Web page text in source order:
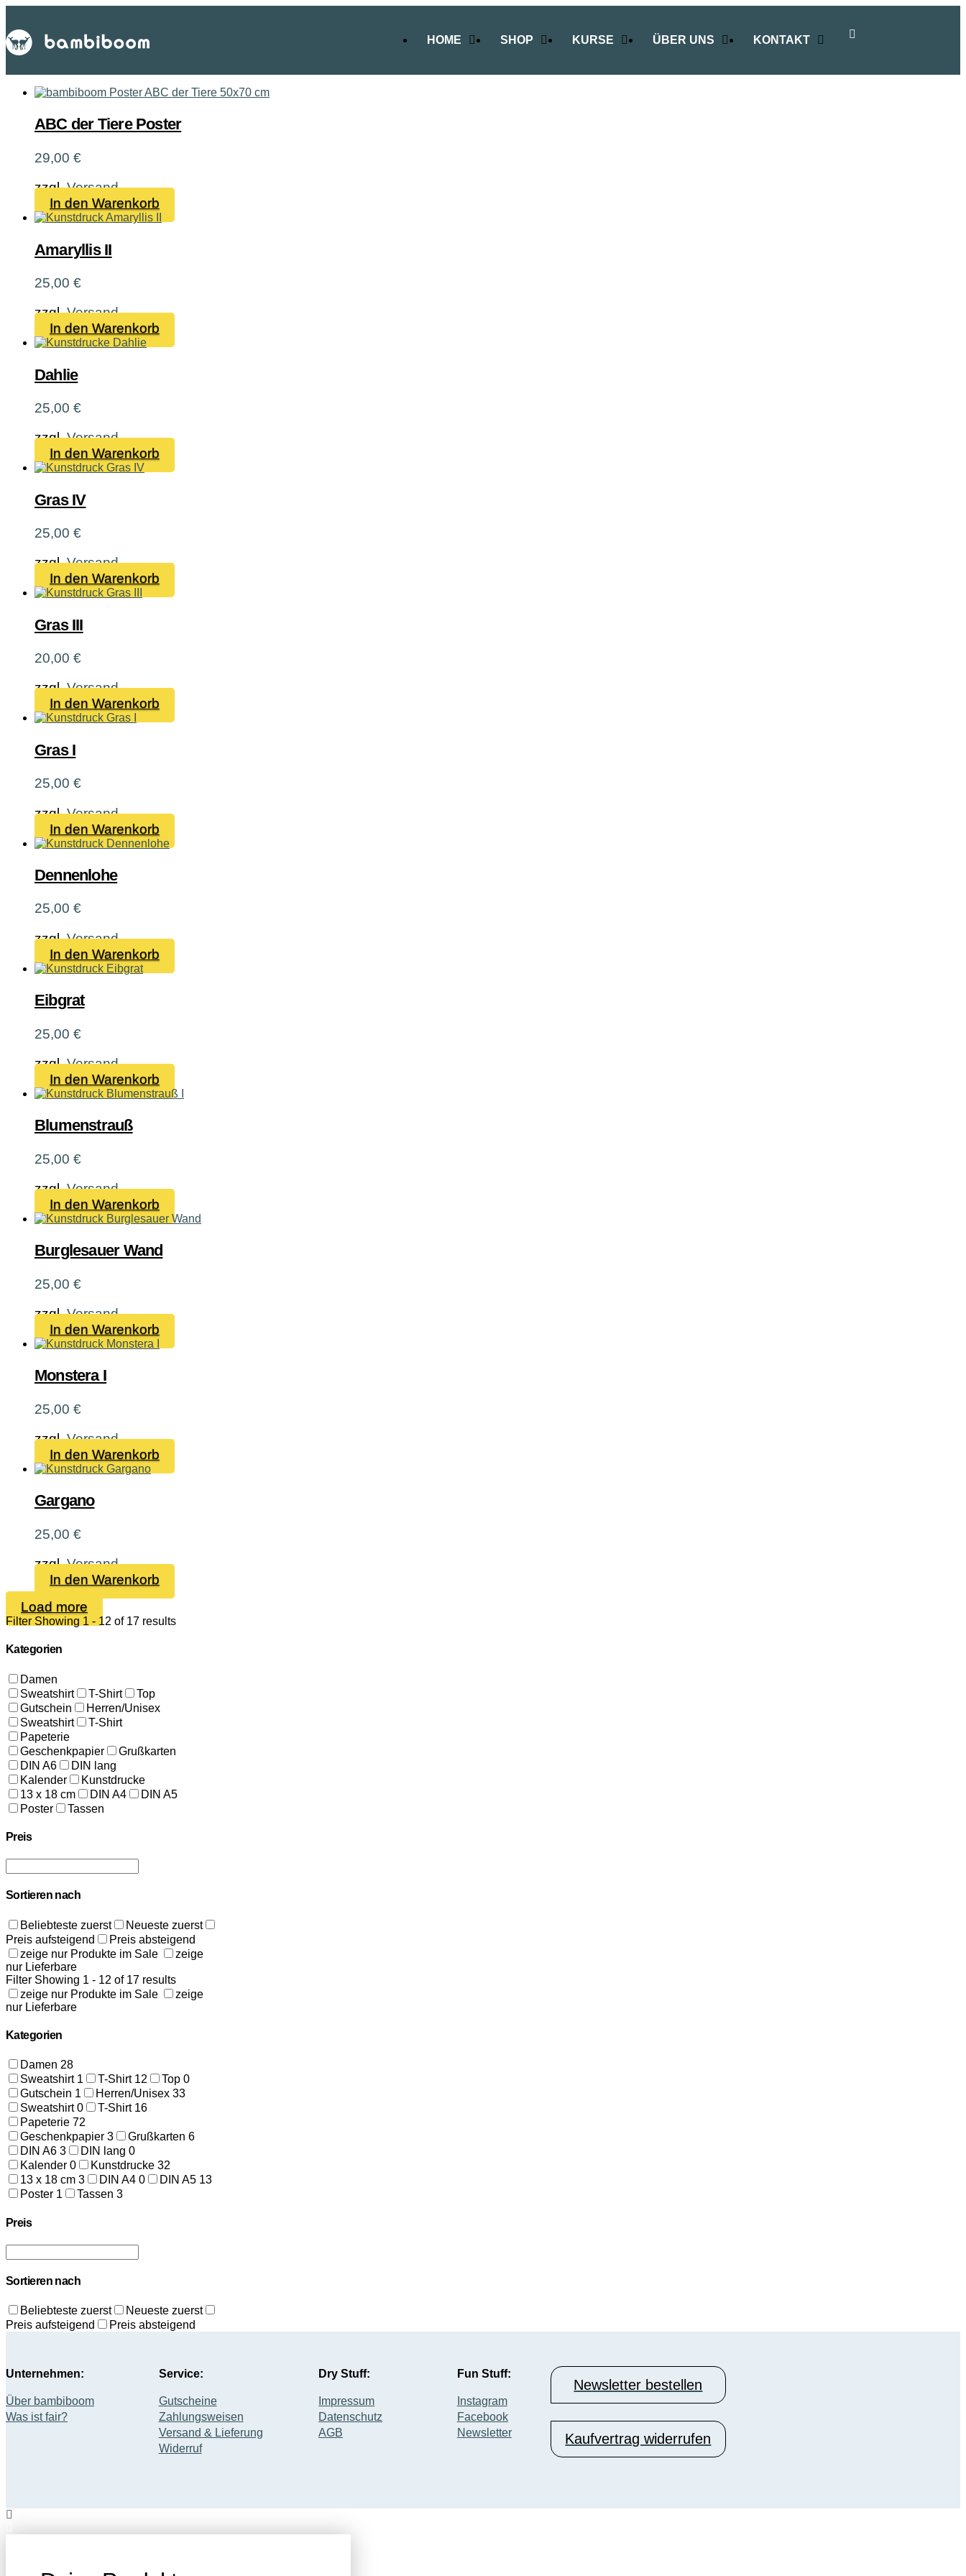
HOME SHOP KURSE ÜBER UNS KONTAKT
ABC der Tiere Poster
29,00 €
zzgl.Versand
In den Warenkorb
Amaryllis II
25,00 €
zzgl.Versand
In den Warenkorb
Dahlie
25,00 €
zzgl.Versand
In den Warenkorb
Gras IV
25,00 €
zzgl.Versand
In den Warenkorb
Gras III
20,00 €
zzgl.Versand
In den Warenkorb
Gras I
25,00 €
zzgl.Versand
In den Warenkorb
Dennenlohe
25,00 €
zzgl.Versand
In den Warenkorb
Eibgrat
25,00 €
zzgl.Versand
In den Warenkorb
Blumenstrauß
25,00 €
zzgl.Versand
In den Warenkorb
Burglesauer Wand
25,00 €
zzgl.Versand
In den Warenkorb
Monstera I
25,00 €
zzgl.Versand
In den Warenkorb
Gargano
25,00 €
zzgl.Versand
In den Warenkorb
Load more
Filter Showing 1 - 12 of 17 results
Kategorien
Damen
Sweatshirt
T-Shirt
Top
Gutschein
Herren/Unisex
Sweatshirt
T-Shirt
Papeterie
Geschenkpapier
Grußkarten
DIN A6
DIN lang
Kalender
Kunstdrucke
13 x 18 cm
DIN A4
DIN A5
Poster
Tassen
Preis
Sortieren nach
Beliebteste zuerst
Neueste zuerst
Preis aufsteigend
Preis absteigend
zeige nur Produkte im Sale
zeige
nur Lieferbare
Filter Showing 1 - 12 of 17 results
zeige nur Produkte im Sale
zeige
nur Lieferbare
Kategorien
Damen 28
Sweatshirt 1 T-Shirt 12 Top 0
Gutschein 1 Herren/Unisex 33
Sweatshirt0 T-Shirt 16
Papeterie 72
Geschenkpapier 3 Grußkarten 6
DIN A6 3 DIN lang 0
Kalender 0 Kunstdrucke 32
13 x 18 cm 3 DIN A4 0 DIN A5 13
Poster 1 Tassen 3
Preis
Sortieren nach
Beliebteste zuerst
Neueste zuerst
Preis aufsteigend
Preis absteigend
Unternehmen:
Über bambiboom
Was ist fair?
Service:
Gutscheine
Zahlungsweisen
Versand & Lieferung
Widerruf
Dry Stuff:
Impressum
Datenschutz
AGB
Fun Stuff:
Instagram
Facebook
Newsletter
Newsletter bestellen
Kaufvertrag widerrufen